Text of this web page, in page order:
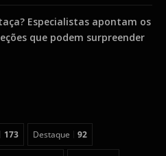
Especialistas apontam os
que podem surpreender
173 Destaque 92